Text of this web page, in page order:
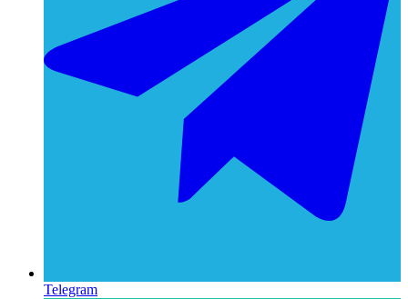
Telegram